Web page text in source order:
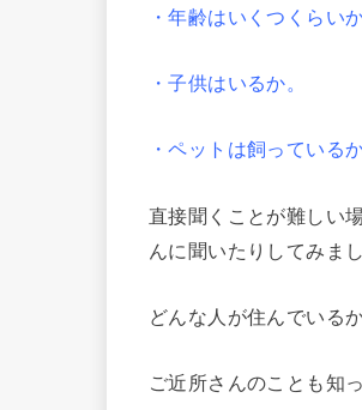
・年齢はいくつくらいか
・子供はいるか。
・ペットは飼っているか
直接聞くことが難しい
んに聞いたりしてみまし
どんな人が住んでいる
ご近所さんのことも知